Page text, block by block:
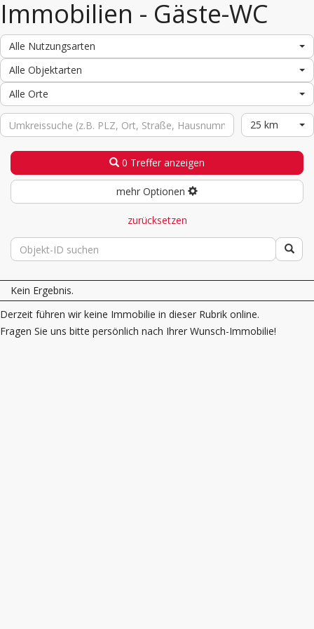
Immobilien - Gäste-WC
Alle Nutzungsarten
Alle Objektarten
Alle Orte
25 km
0 Treffer anzeigen
mehr Optionen
zurücksetzen
Kein Ergebnis.
Derzeit führen wir keine Immobilie in dieser Rubrik online.
Fragen Sie uns bitte persönlich nach Ihrer Wunsch-Immobilie!